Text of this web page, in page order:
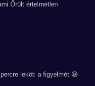
Őrült értelmetlen
leköti a figyelmét 😆